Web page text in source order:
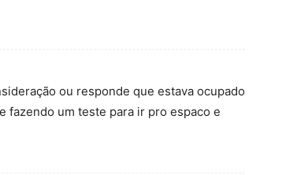
ou responde que estava ocupado
fazendo um teste para ir pro espaco e